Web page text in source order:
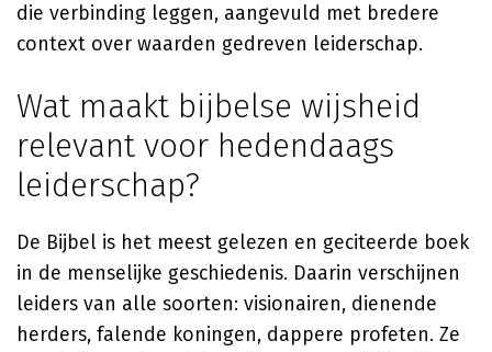
die verbinding leggen, aangevuld met bredere
context over waarden gedreven leiderschap.
Wat maakt bijbelse wijsheid
relevant voor hedendaags
leiderschap?
De Bijbel is het meest gelezen en geciteerde boek
in de menselijke geschiedenis. Daarin verschijnen
leiders van alle soorten: visionairen, dienende
herders, falende koningen, dappere profeten. Ze